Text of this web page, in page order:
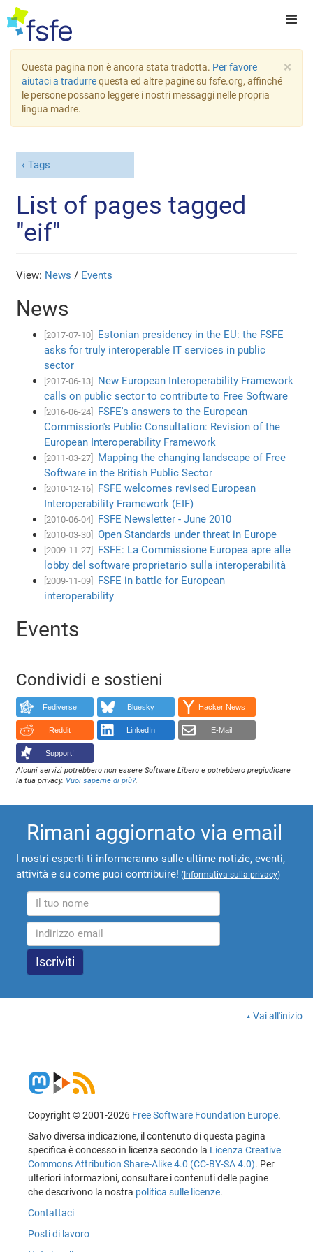
×
Questa pagina non è ancora stata tradotta. Per favore
aiutaci a tradurrequesta ed altre pagine su fsfe.org, affinché
le persone possano leggere i nostri messaggi nelle propria
lingua madre.
Tags
List of pages tagged
"eif"
View: News / Events
News
[2017-07-10]
Estonian presidency in the EU: the FSFE
asks for truly interoperable IT services in public
sector
[2017-06-13]
New European Interoperability Framework
calls on public sector to contribute to Free Software
[2016-06-24]
FSFE's answers to the European
Commission's Public Consultation: Revision of the
European Interoperability Framework
[2011-03-27]
Mapping the changing landscape of Free
Software in the British Public Sector
[2010-12-16]
FSFE welcomes revised European
Interoperability Framework (EIF)
[2010-06-04] FSFE Newsletter - June 2010
[2010-03-30] Open Standards under threat in Europe
[2009-11-27]
FSFE: La Commissione Europea apre alle
lobby del software proprietario sulla interoperabilità
[2009-11-09]
FSFE in battle for European
interoperability
Events
Condividi e sostieni
Fediverse Bluesky Hacker News
Reddit LinkedIn E-Mail
Support!
Alcuni servizi potrebbero non essere Software Libero e potrebbero pregiudicare
la tua privacy. Vuoi saperne di più?.
Rimani aggiornato via email
I nostri esperti ti informeranno sulle ultime notizie, eventi,
attività e su come puoi contribuire! ( Informativa sulla privacy)
Vai all'inizio
Copyright © 2001-2026 Free Software Foundation Europe.
Salvo diversa indicazione, il contenuto di questa pagina
specifica è concesso in licenza secondo la Licenza Creative
Commons Attribution Share-Alike 4.0 (CC-BY-SA 4.0). Per
ulteriori informazioni, consultare i contenuti delle pagine
che descrivono la nostra politica sulle licenze.
Contattaci
Posti di lavoro